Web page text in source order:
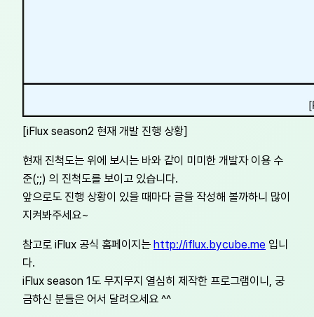
[iFlux season2 현재 개발 진행 상황]
현재 진척도는 위에 보시는 바와 같이 미미한 개발자 이용 수
준(;;) 의 진척도를 보이고 있습니다.
앞으로도 진행 상황이 있을 때마다 글을 작성해 볼까하니 많이
지켜봐주세요~
참고로 iFlux 공식 홈페이지는 http://iflux.bycube.me 입니
다.
iFlux season 1도 무지무지 열심히 제작한 프로그램이니, 궁
금하신 분들은 어서 달려오세요 ^^